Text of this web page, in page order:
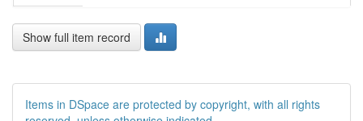
Show full item record
Items in DSpace are protected by copyright, with all rights